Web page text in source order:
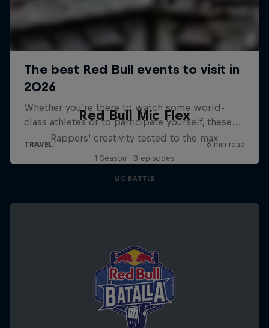
Red Bull Mic Flex
Rappers' creativity tested to the max
1 Season · 8 episodes
MC BATTLE